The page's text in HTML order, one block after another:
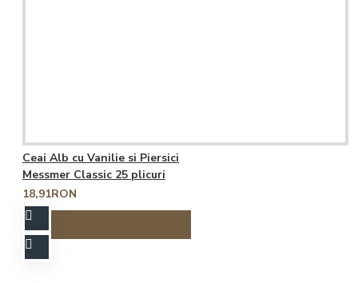
Ceai Alb cu Vanilie si Piersici
Messmer Classic 25 plicuri
18,91RON